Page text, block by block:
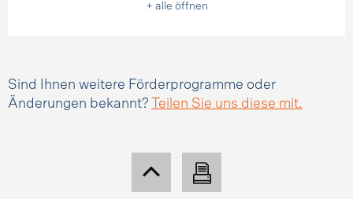
+ alle öffnen
Sind Ihnen weitere Förderprogramme oder
Änderungen bekannt?
Teilen Sie uns diese mit.